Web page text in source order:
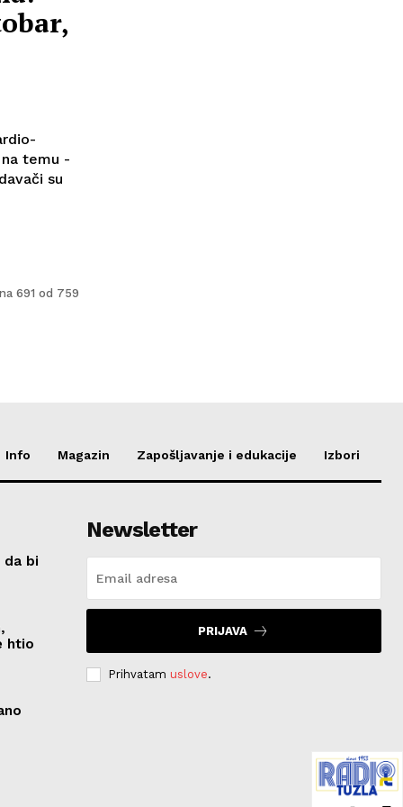
temu -
su
691 od 759
Info Magazin Zapošljavanje i edukacije Izbori
da bi
htio
Newsletter
PRIJAVA
Prihvatam uslove.